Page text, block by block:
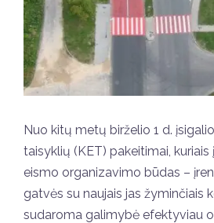
Nuo kitų metų birželio 1 d.
taisyklių (KET) pakeitimai,
eismo organizavimo būdas –
gatvės su naujais jas žyminčiais
sudaroma galimybė efektyviau